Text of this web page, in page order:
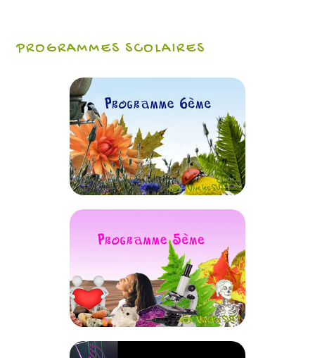
PROGRAMMES SCOLAIRES